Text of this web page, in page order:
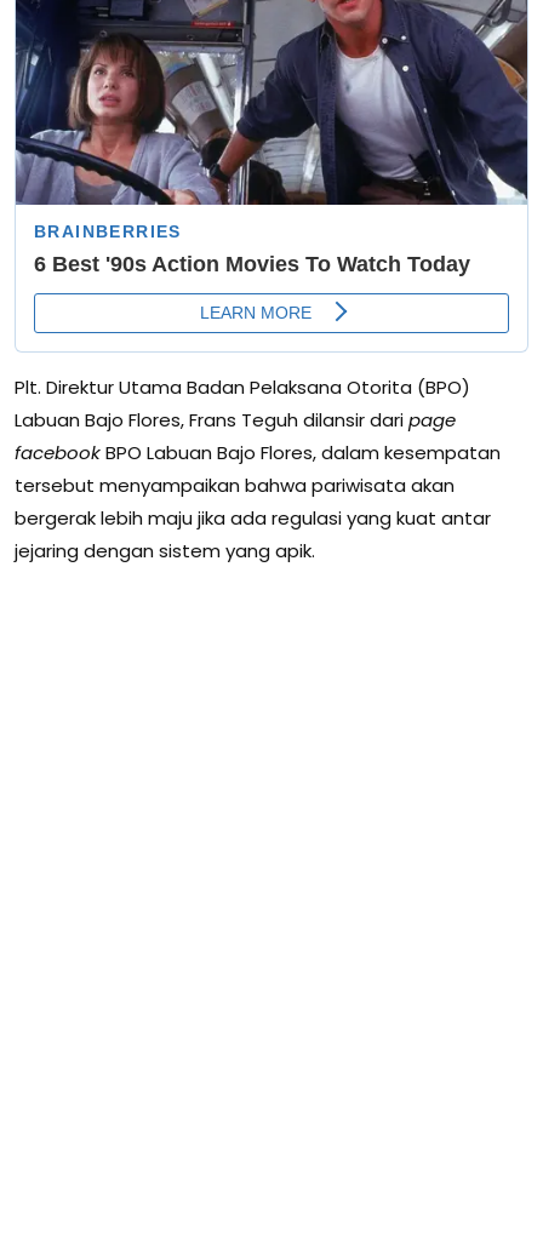
Plt. Direktur Utama Badan Pelaksana Otorita (BPO)
Labuan Bajo Flores, Frans Teguh dilansir daripage
facebookBPO Labuan Bajo Flores, dalam kesempatan
tersebut menyampaikan bahwa pariwisata akan
bergerak lebih maju jika ada regulasi yang kuat antar
jejaring dengan sistem yang apik.